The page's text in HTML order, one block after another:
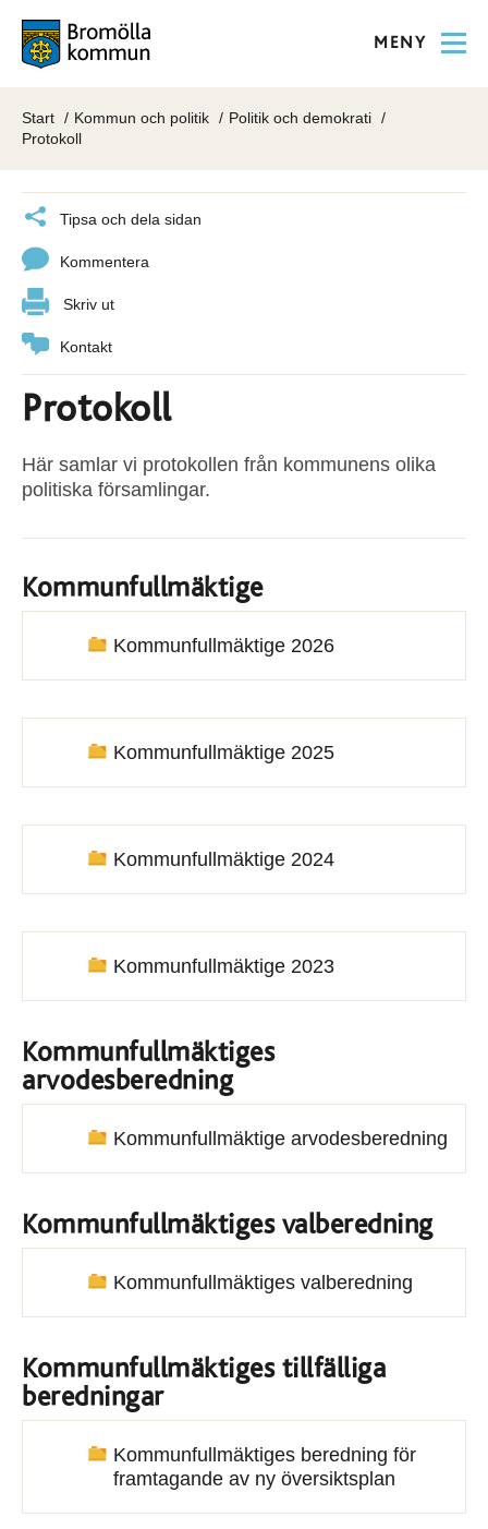
MENY
Start Kommun och politik
Politik och demokrati
Protokoll
Tipsa och dela sidan
Kommentera
Skriv ut
Kontakt
Protokoll
Här samlar vi protokollen från kommunens olika
politiska församlingar.
Kommunfullmäktige
Kommunfullmäktige 2026
Kommunfullmäktige 2025
Kommunfullmäktige 2024
Kommunfullmäktige 2023
Kommunfullmäktiges
arvodesberedning
Kommunfullmäktige arvodesberedning
Kommunfullmäktiges valberedning
Kommunfullmäktiges valberedning
Kommunfullmäktiges tillfälliga
beredningar
Kommunfullmäktiges beredning för
framtagande av ny översiktsplan